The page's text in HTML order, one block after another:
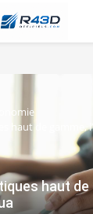
haut de gamme,
haut de